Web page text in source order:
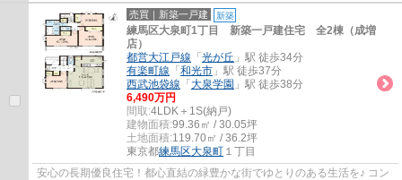
ロエミ住宅 ■住宅性能評価取得 ■全室南向...
売買｜新築一戸建 新築
練馬区大泉町1丁目 新築一戸建住宅 全2棟（成増
店）
都営大江戸線 「 光が丘 」駅 徒歩34分
有楽町線 「 和光市 」駅 徒歩37分
西武池袋線 「 大泉学園 」駅 徒歩38分
6,490万円
間取:4LDK＋1S(納戸)
建物面積:99.36㎡ / 30.05坪
土地面積:119.70㎡ / 36.2坪
東京都練馬区大泉町 １丁目
安心の長期優良住宅！都心直結の緑豊かな街でゆとりのある生活を♪ コン